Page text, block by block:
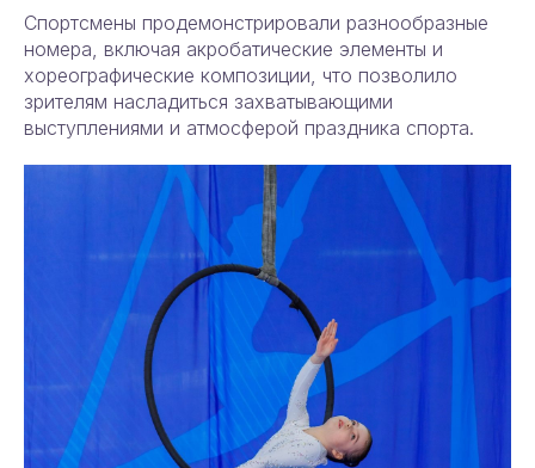
Спортсмены продемонстрировали разнообразные
номера, включая акробатические элементы и
хореографические композиции, что позволило
зрителям насладиться захватывающими
выступлениями и атмосферой праздника спорта.